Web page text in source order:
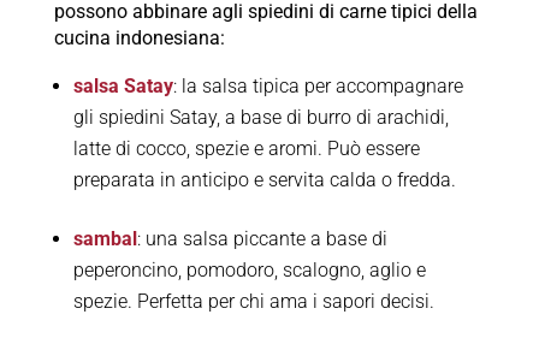
possono abbinare agli spiedini di carne tipici della
cucina indonesiana:
salsa Satay: la salsa tipica per accompagnare
gli spiedini Satay, a base di burro di arachidi,
latte di cocco, spezie e aromi. Può essere
preparata in anticipo e servita calda o fredda.
sambal : una salsa piccante a base di
peperoncino, pomodoro, scalogno, aglio e
spezie. Perfetta per chi ama i sapori decisi.